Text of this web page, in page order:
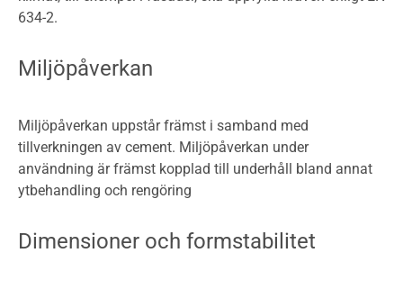
634-2.
Miljöpåverkan
Miljöpåverkan uppstår främst i samband med
tillverkningen av cement. Miljöpåverkan under
användning är främst kopplad till underhåll bland annat
ytbehandling och rengöring
Dimensioner och formstabilitet